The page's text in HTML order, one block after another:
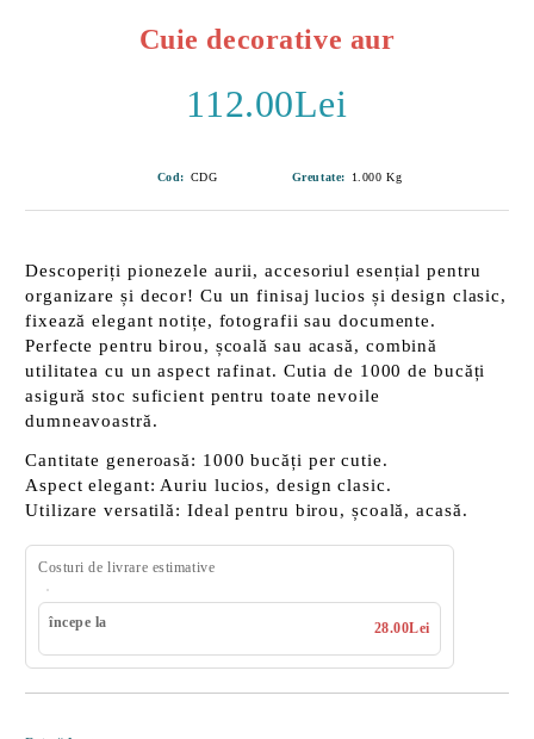
Cuie decorative aur
112.00Lei
Cod: CDG Greutate: 1.000 Kg
Descoperiți pionezele aurii, accesoriul esențial pentru
organizare și decor! Cu un finisaj lucios și design clasic,
fixează elegant notițe, fotografii sau documente.
Perfecte pentru birou, școală sau acasă, combină
utilitatea cu un aspect rafinat. Cutia de 1000 de bucăți
asigură stoc suficient pentru toate nevoile
dumneavoastră.
Cantitate generoasă: 1000 bucăți per cutie.
Aspect elegant: Auriu lucios, design clasic.
Utilizare versatilă: Ideal pentru birou, școală, acasă.
Costuri de livrare estimative
începe la 28.00Lei